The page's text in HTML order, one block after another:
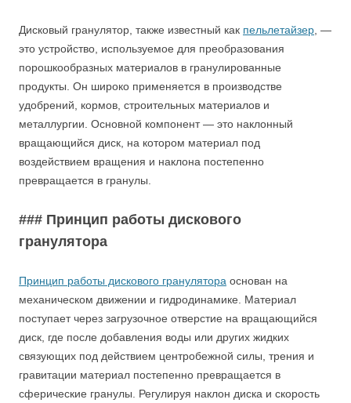
Дисковый гранулятор, также известный как пельлетайзер , —
это устройство, используемое для преобразования
порошкообразных материалов в гранулированные
продукты. Он широко применяется в производстве
удобрений, кормов, строительных материалов и
металлургии. Основной компонент — это наклонный
вращающийся диск, на котором материал под
воздействием вращения и наклона постепенно
превращается в гранулы.
### Принцип работы дискового
гранулятора
Принцип работы дискового гранулятора основан на
механическом движении и гидродинамике. Материал
поступает через загрузочное отверстие на вращающийся
диск, где после добавления воды или других жидких
связующих под действием центробежной силы, трения и
гравитации материал постепенно превращается в
сферические гранулы. Регулируя наклон диска и скорость